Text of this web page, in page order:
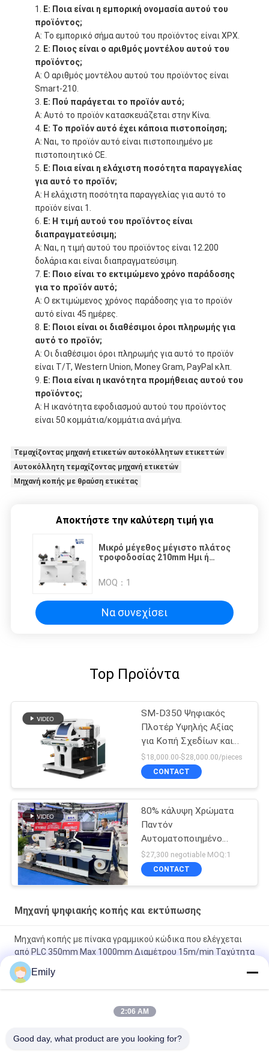
Ε: Ποια είναι η εμπορική ονομασία αυτού του
προϊόντος;
Α: Το εμπορικό σήμα αυτού του προϊόντος είναι XPX.
Ε: Ποιος είναι ο αριθμός μοντέλου αυτού του
προϊόντος;
Α: Ο αριθμός μοντέλου αυτού του προϊόντος είναι
Smart-210.
Ε: Πού παράγεται το προϊόν αυτό;
Α: Αυτό το προϊόν κατασκευάζεται στην Κίνα.
Ε: Το προϊόν αυτό έχει κάποια πιστοποίηση;
Α: Ναι, το προϊόν αυτό είναι πιστοποιημένο με
πιστοποιητικό CE.
Ε: Ποια είναι η ελάχιστη ποσότητα παραγγελίας
για αυτό το προϊόν;
Α: Η ελάχιστη ποσότητα παραγγελίας για αυτό το
προϊόν είναι 1.
Ε: Η τιμή αυτού του προϊόντος είναι
διαπραγματεύσιμη;
Α: Ναι, η τιμή αυτού του προϊόντος είναι 12.200
δολάρια και είναι διαπραγματεύσιμη.
Ε: Ποιο είναι το εκτιμώμενο χρόνο παράδοσης
για το προϊόν αυτό;
Α: Ο εκτιμώμενος χρόνος παράδοσης για το προϊόν
αυτό είναι 45 ημέρες.
Ε: Ποιοι είναι οι διαθέσιμοι όροι πληρωμής για
αυτό το προϊόν;
Α: Οι διαθέσιμοι όροι πληρωμής για αυτό το προϊόν
είναι T/T, Western Union, Money Gram, PayPal κλπ.
Ε: Ποια είναι η ικανότητα προμήθειας αυτού του
προϊόντος;
Α: Η ικανότητα εφοδιασμού αυτού του προϊόντος
είναι 50 κομμάτια/κομμάτια ανά μήνα.
Τεμαχίζοντας μηχανή ετικετών αυτοκόλλητων ετικεττών
Αυτοκόλλητη τεμαχίζοντας μηχανή ετικετών
Μηχανή κοπής με θραύση ετικέτας
Αποκτήστε την καλύτερη τιμή για
Μικρό μέγεθος μέγιστο πλάτος
τροφοδοσίας 210mm Ημι ή
MOQ： 1
Να συνεχίσει
Top Προϊόντα
SM-D350 Ψηφιακός
Πλοτέρ Υψηλής Αξίας
για Κοπή Σχεδίων και
Ετικετών
$18,000.00-$28,000.00/pieces
CONTACT
80% κάλυψη Χρώματα
Παντόν
Αυτοματοποιημένο
αυτοκόλλητο Ετικέτα
$27,300 negotiable MOQ:1
CONTACT
Μηχανή ψηφιακής κοπής και εκτύπωσης
Μηχανή κοπής με πίνακα γραμμικού κώδικα που ελέγχεται
από PLC 350mm Max 1000mm Διαμέτρου 15m/min Ταχύτητα
8kw Δύναμη
400m/min Max Speed Die Cutting Sticker Label Maker για
υψηλή ακρίβεια και αποτελεσματικότητα
πίνακα γραμμικού κώδικα ετικέτας με έλεγχο PLC
Emily
2:06 AM
Good day, what product are you looking for?